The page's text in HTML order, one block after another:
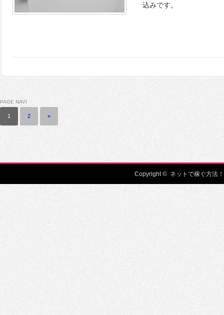
込みです。
PAGE NAVI
1 2 »
Copyright © ネットで稼ぐ方法